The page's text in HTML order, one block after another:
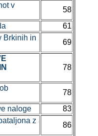
v
58
61
in
69
78
78
naloge
83
z
86